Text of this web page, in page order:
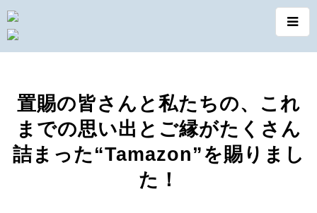
置賜の皆さんと私たちの、これ
までの思い出とご縁がたくさん
詰まった“Tamazon”を賜りまし
た！